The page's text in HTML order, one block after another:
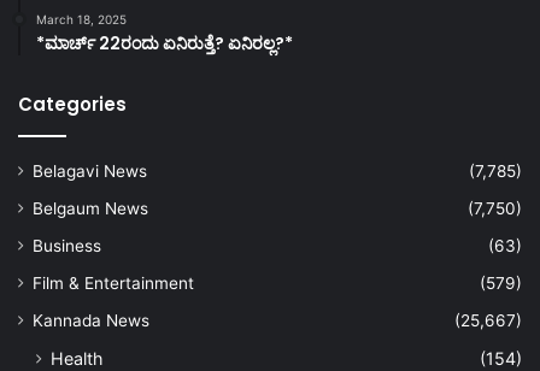
March 18, 2025
*ಮಾರ್ಚ್ 22ರಂದು ಏನಿರುತ್ತೆ? ಏನಿರಲ್ಲ?*
Categories
Belagavi News
(7,785)
Belgaum News
(7,750)
Business
(63)
Film & Entertainment
(579)
Kannada News
(25,667)
Health (154)